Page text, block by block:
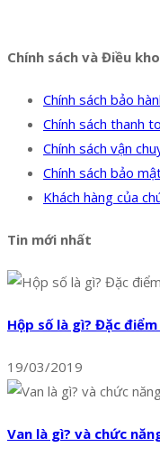
Chính sách và Điều
Chính sách bảo
Chính sách thanh
Chính sách vận
Chính sách bảo
Khách hàng của
Tin mới nhất
Hộp số là gì? Đặc
19/03/2019
Van là gì? và chức